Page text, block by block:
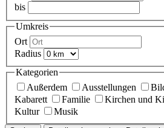
bis
Umkreis
Ort
Radius
Kategorien
Außerdem
Ausstellungen
Kabarett
Familie
Kirchen und
Kultur
Musik